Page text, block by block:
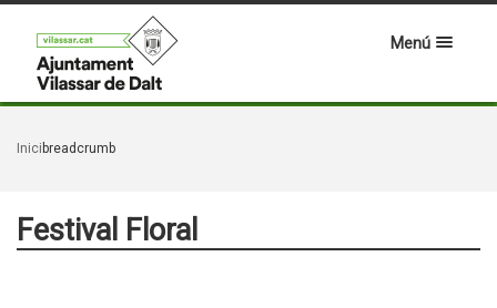
Menú
Inici breadcrumb
Festival Floral